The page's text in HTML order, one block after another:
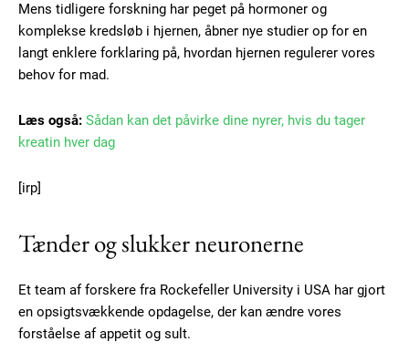
Mens tidligere forskning har peget på hormoner og
komplekse kredsløb i hjernen, åbner nye studier op for en
langt enklere forklaring på, hvordan hjernen regulerer vores
behov for mad.
Læs også: Sådan kan det påvirke dine nyrer, hvis du tager
kreatin hver dag
[irp]
Tænder og slukker neuronerne
Et team af forskere fra Rockefeller University i USA har gjort
en opsigtsvækkende opdagelse, der kan ændre vores
forståelse af appetit og sult.